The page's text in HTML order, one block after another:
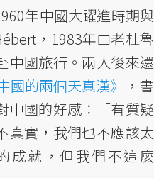
年中國大躍進時期與
，1983年由老杜魯
中國旅行。兩人後來還
國的兩個天真漢》
，書
中國的好感：「有質疑
真實，我們也不應該太
成就，但我們不這麼